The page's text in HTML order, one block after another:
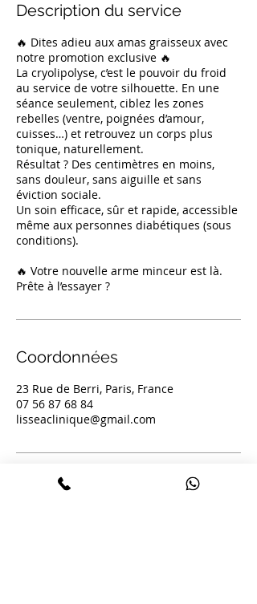
Description du service
🔥 Dites adieu aux amas graisseux avec
notre promotion exclusive 🔥
La cryolipolyse, c’est le pouvoir du froid
au service de votre silhouette. En une
séance seulement, ciblez les zones
rebelles (ventre, poignées d’amour,
cuisses…) et retrouvez un corps plus
tonique, naturellement.
Résultat ? Des centimètres en moins,
sans douleur, sans aiguille et sans
éviction sociale.
Un soin efficace, sûr et rapide, accessible
même aux personnes diabétiques (sous
conditions).
🔥 Votre nouvelle arme minceur est là.
Prête à l’essayer ?
Coordonnées
23 Rue de Berri, Paris, France
07 56 87 68 84
lisseaclinique@gmail.com